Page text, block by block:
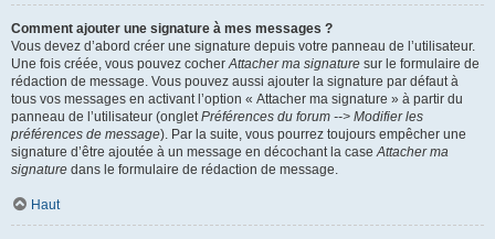
Comment ajouter une signature à mes messages ?
Vous devez d’abord créer une signature depuis votre panneau de l’utilisateur.
Une fois créée, vous pouvez cocherAttacher ma signature sur le formulaire de
rédaction de message. Vous pouvez aussi ajouter la signature par défaut à
tous vos messages en activant l’option « Attacher ma signature » à partir du
panneau de l’utilisateur (ongletPréférences du forum --> Modifier les
préférences de message). Par la suite, vous pourrez toujours empêcher une
signature d’être ajoutée à un message en décochant la caseAttacher ma
signature dans le formulaire de rédaction de message.
Haut